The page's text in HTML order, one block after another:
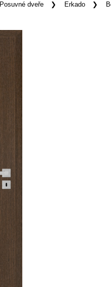
Posuvné dveře Erkado